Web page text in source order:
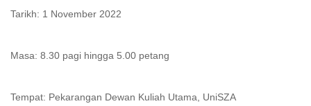
Tarikh: 1 November 2022
Masa: 8.30 pagi hingga 5.00 petang
Tempat: Pekarangan Dewan Kuliah Utama, UniSZA